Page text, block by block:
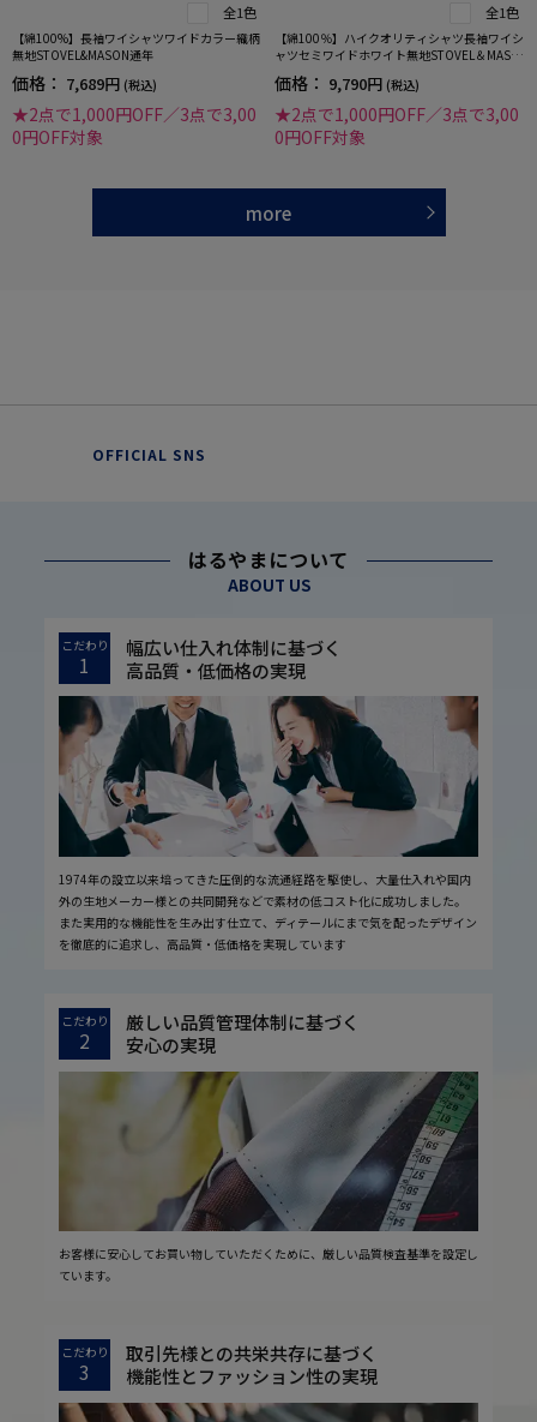
全1色
【綿100%】長袖ワイシャツワイドカラー織柄
無地STOVEL&MASON通年
価格： 7,689円 (税込)
★2点で1,000円OFF／3点で3,00
0円OFF対象
全1色
【綿100％】ハイクオリティシャツ長袖ワイシ
ャツセミワイドホワイト無地STOVEL＆MASO
N通年
価格： 9,790円 (税込)
★2点で1,000円OFF／3点で3,00
0円OFF対象
more
OFFICIAL SNS
はるやまについて
ABOUT US
こだわり
1
幅広い仕入れ体制に基づく
高品質・低価格の実現
1974年の設立以来培ってきた圧倒的な流通経路を駆使し、大量仕入れや国内
外の生地メーカー様との共同開発などで素材の低コスト化に成功しました。
また実用的な機能性を生み出す仕立て、ディテールにまで気を配ったデザイン
を徹底的に追求し、高品質・低価格を実現しています
こだわり
2
厳しい品質管理体制に基づく
安心の実現
お客様に安心してお買い物していただくために、厳しい品質検査基準を設定し
ています。
こだわり
3
取引先様との共栄共存に基づく
機能性とファッション性の実現